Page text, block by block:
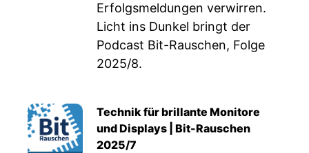
Erfolgsmeldungen verwirren.
Licht ins Dunkel bringt der
Podcast Bit-Rauschen, Folge
2025/8.
Technik für brillante Monitore
und Displays | Bit-Rauschen
2025/7